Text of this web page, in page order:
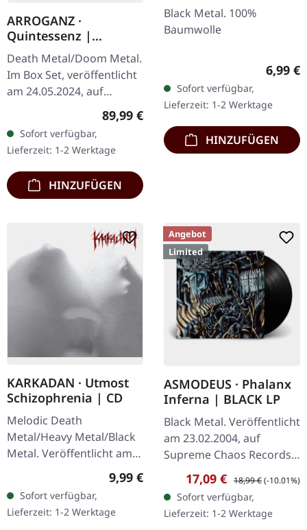
ARROGANZ ·
Quintessenz |
WOODEN BOX SET
Death Metal/Doom Metal.
Im Box Set, veröffentlicht
am 24.05.2024, auf
Supreme Chaos Records.
handgearbeitete Holzbox
mit graviertem…
Regulärer Preis:
89,99 €
Sofort verfügbar,
Lieferzeit: 1-2 Werktage
HINZUFÜGEN
Black Metal. 100%
Baumwolle
6,99 €
Sofort verfügbar,
Lieferzeit: 1-2 Werktage
HINZUFÜGEN
KARKADAN · Utmost
Schizophrenia | CD
Melodic Death
Metal/Heavy Metal/Black
Metal. Veröffentlicht am
08.03.2004, auf Supreme
Chaos Records. CD im
Jewelcase mit 16-seitigem
Booklet.…
Regulärer Preis:
9,99 €
Sofort verfügbar,
Lieferzeit: 1-2 Werktage
Angebot
Limited
ASMODEUS · Phalanx
Inferna | BLACK LP
Black Metal. Veröffentlicht
am 23.02.2004, auf
Supreme Chaos Records.
Hochwertiges 180g Vinyl
mit schönem Gatefold
Cover und bedruckten
Innenhüllen.…
Verkaufspreis:
17,09 € Regulärer Preis:
18,99 €(-10.01%)
Sofort verfügbar,
Lieferzeit: 1-2 Werktage